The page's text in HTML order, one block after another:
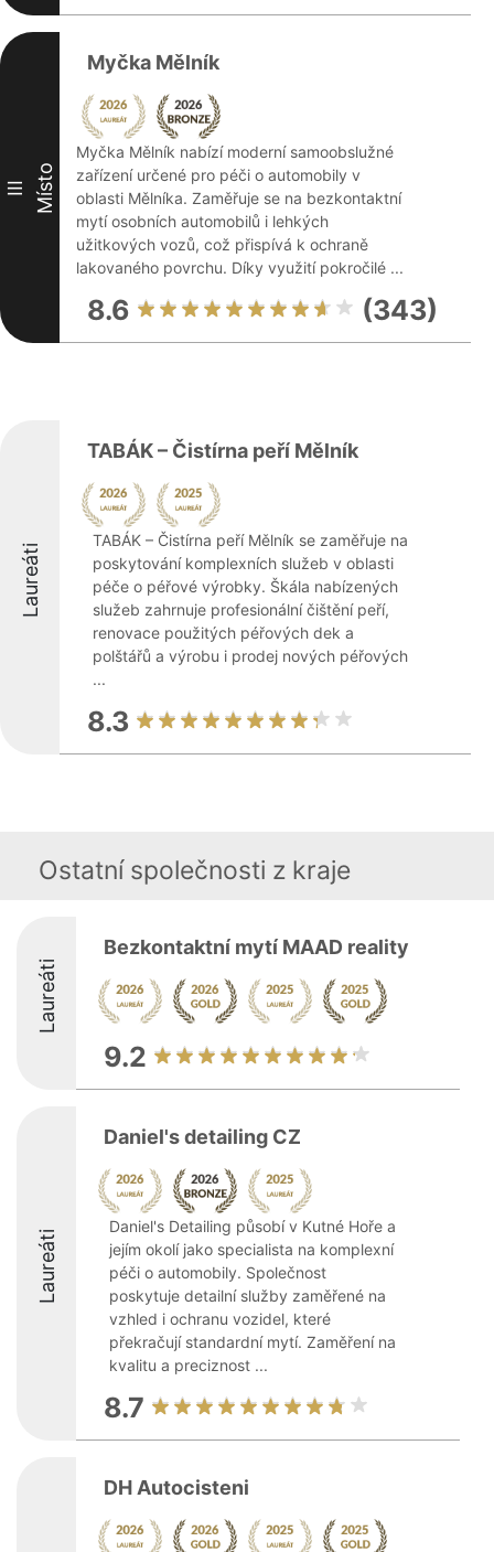
III Místo
Myčka Mělník
Myčka Mělník nabízí moderní samoobslužné
zařízení určené pro péči o automobily v
oblasti Mělníka. Zaměřuje se na bezkontaktní
mytí osobních automobilů i lehkých
užitkových vozů, což přispívá k ochraně
lakovaného povrchu. Díky využití pokročilé ...
8.6 (343)
Laureáti
TABÁK – Čistírna peří Mělník
TABÁK – Čistírna peří Mělník se zaměřuje na
poskytování komplexních služeb v oblasti
péče o péřové výrobky. Škála nabízených
služeb zahrnuje profesionální čištění peří,
renovace použitých péřových dek a
polštářů a výrobu i prodej nových péřových
...
8.3
Ostatní společnosti z kraje
Laureáti
Bezkontaktní mytí MAAD reality
9.2
Laureáti
Daniel's detailing CZ
Daniel's Detailing působí v Kutné Hoře a
jejím okolí jako specialista na komplexní
péči o automobily. Společnost
poskytuje detailní služby zaměřené na
vzhled i ochranu vozidel, které
překračují standardní mytí. Zaměření na
kvalitu a preciznost ...
8.7
DH Autocisteni